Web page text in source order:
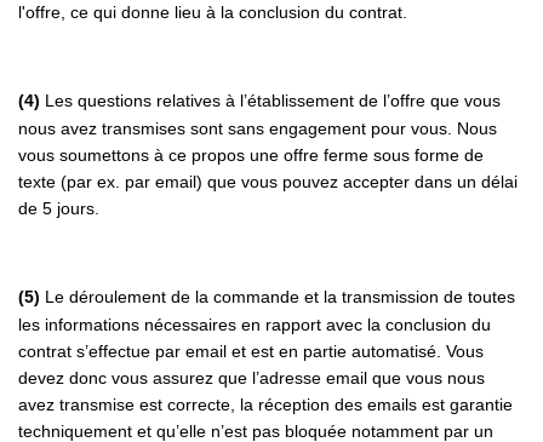
l'offre, ce qui donne lieu à la conclusion du contrat.
(4) Les questions relatives à l’établissement de l’offre que vous
nous avez transmises sont sans engagement pour vous. Nous
vous soumettons à ce propos une offre ferme sous forme de
texte (par ex. par email) que vous pouvez accepter dans un délai
de 5 jours.
(5) Le déroulement de la commande et la transmission de toutes
les informations nécessaires en rapport avec la conclusion du
contrat s’effectue par email et est en partie automatisé. Vous
devez donc vous assurez que l’adresse email que vous nous
avez transmise est correcte, la réception des emails est garantie
techniquement et qu’elle n’est pas bloquée notamment par un